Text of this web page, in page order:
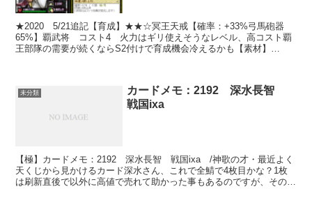
★2020 5/21追記【育成】★★☆冥王天戒【確率：+33%弓馬砲器
65%】覇武将 コスト4 火力はギリ使えそうなレベル、高コスト覇
王部隊の需要が続くならS2付けで育成機会冷えるかも【素材】
未分類
カードメモ：2192 深水長智
戦国ixa
【極】カードメモ：2192 深水長智 戦国ixa /神歌の才・最近よく
天くじから見かけるカード深水さん、これで全鯖で4枚目かな？1枚
は刷新直後で以外に高値で売れて助かった事もあるのですが、その後